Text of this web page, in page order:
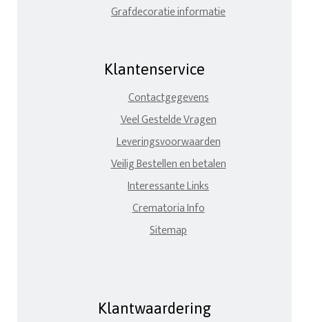
Grafdecoratie informatie
Klantenservice
Contactgegevens
Veel Gestelde Vragen
Leveringsvoorwaarden
Veilig Bestellen en betalen
Interessante Links
Crematoria Info
Sitemap
Klantwaardering